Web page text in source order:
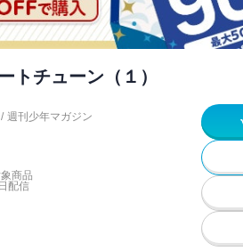
トチューン（１）
/ 週刊少年マガジン
商品
配信